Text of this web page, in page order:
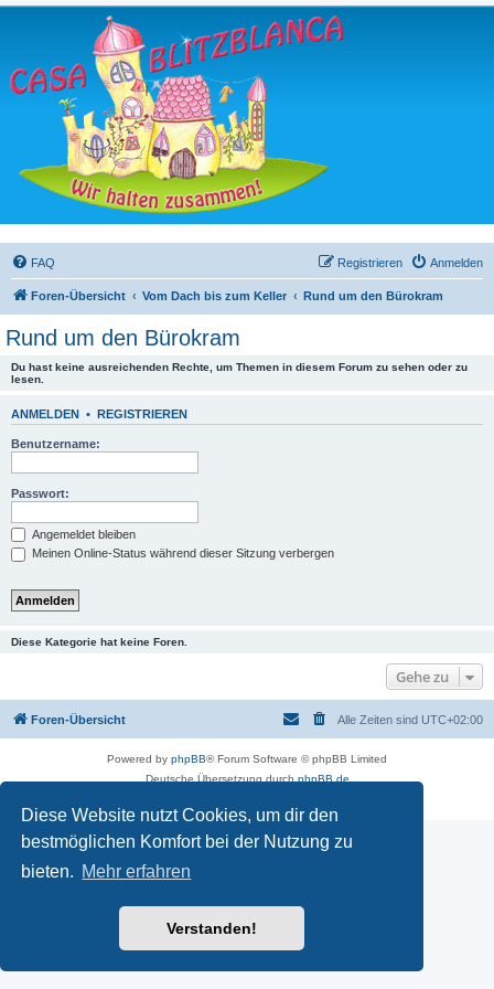
Diese Website nutzt Cookies, um dir den
bestmöglichen Komfort bei der Nutzung zu
bieten. Mehr erfahren
Verstanden!
FAQ Anmelden
Registrieren
Foren-Übersicht Vom Dach bis zum Keller Rund um den Bürokram
Rund um den Bürokram
Du hast keine ausreichenden Rechte, um Themen in diesem Forum zu sehen oder zu
lesen.
ANMELDEN • REGISTRIEREN
Benutzername:
Passwort:
Angemeldet bleiben
Meinen Online-Status während dieser Sitzung verbergen
Diese Kategorie hat keine Foren.
Gehe zu
Foren-Übersicht Alle Zeiten sind UTC+02:00
Powered by phpBB® Forum Software © phpBB Limited
Deutsche Übersetzung durch phpBB.de